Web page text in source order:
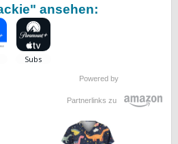
ansehen:
Powered by
Partnerlinks zu